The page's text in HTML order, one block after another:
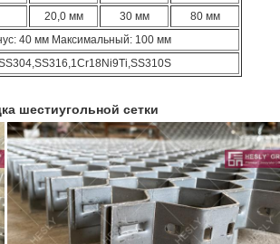
20,0 мм 30 мм
80 мм
40 мм Максимальный: 100 мм
шестиугольной сетки